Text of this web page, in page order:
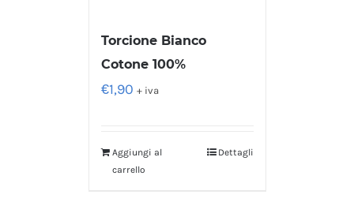
Torcione Bianco
Cotone 100%
€1,90 + iva
Aggiungi al
carrello
Dettagli